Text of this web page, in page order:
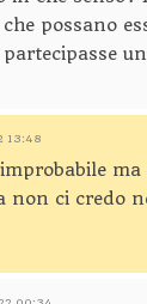
possano
partecipasse
13:48
non ci credo